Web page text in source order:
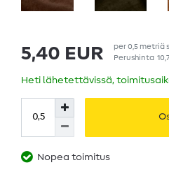
5,40 EUR per0,5 metriä
Perushinta
Heti lähetettävissä,
Nopea toimitus